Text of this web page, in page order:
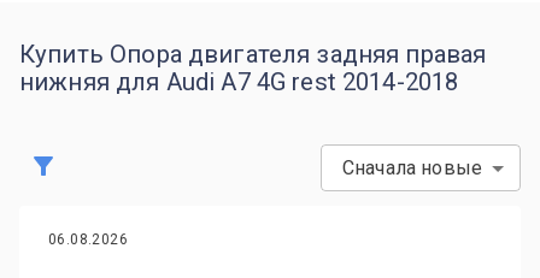
Купить Опора двигателя задняя правая
нижняя для Audi A7 4G rest 2014-2018
Сначала новые
06.08.2026